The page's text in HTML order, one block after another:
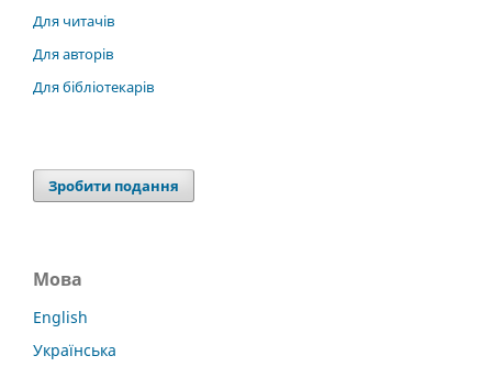
Для читачів
Для авторів
Для бібліотекарів
Зробити подання
Мова
English
Українська